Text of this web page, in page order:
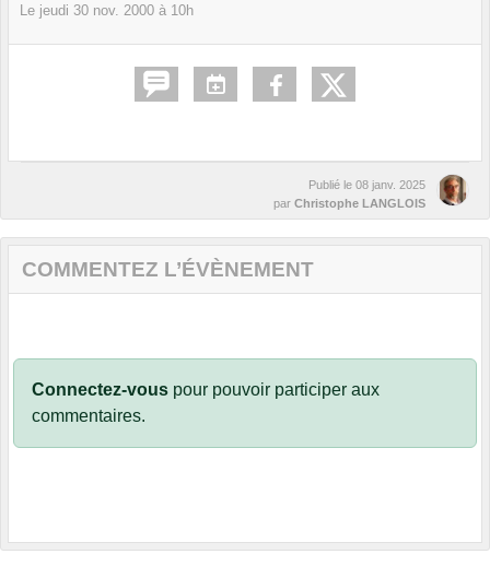
Le jeudi 30 nov. 2000 à 10h
Publié le 08 janv. 2025
par Christophe LANGLOIS
COMMENTEZ L’ÉVÈNEMENT
Connectez-vous pour pouvoir participer aux
commentaires.